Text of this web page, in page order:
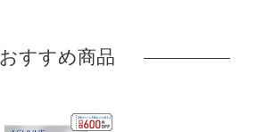
おすすめ商品